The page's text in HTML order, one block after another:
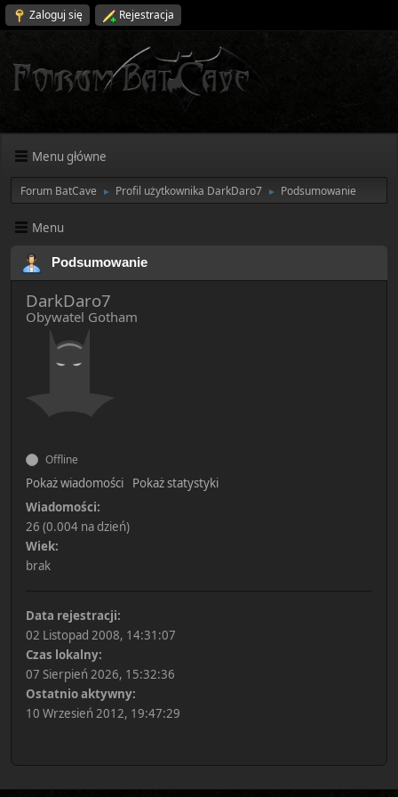
Zaloguj się Rejestracja
Menu główne
Forum BatCave ► Profil użytkownika DarkDaro7 ► Podsumowanie
Menu
Podsumowanie
DarkDaro7
Obywatel Gotham
Offline
Pokaż wiadomości
Pokaż statystyki
Wiadomości:
26 (0.004 na dzień)
Wiek:
brak
Data rejestracji:
02 Listopad 2008, 14:31:07
Czas lokalny:
07 Sierpień 2026, 15:32:36
Ostatnio aktywny:
10 Wrzesień 2012, 19:47:29